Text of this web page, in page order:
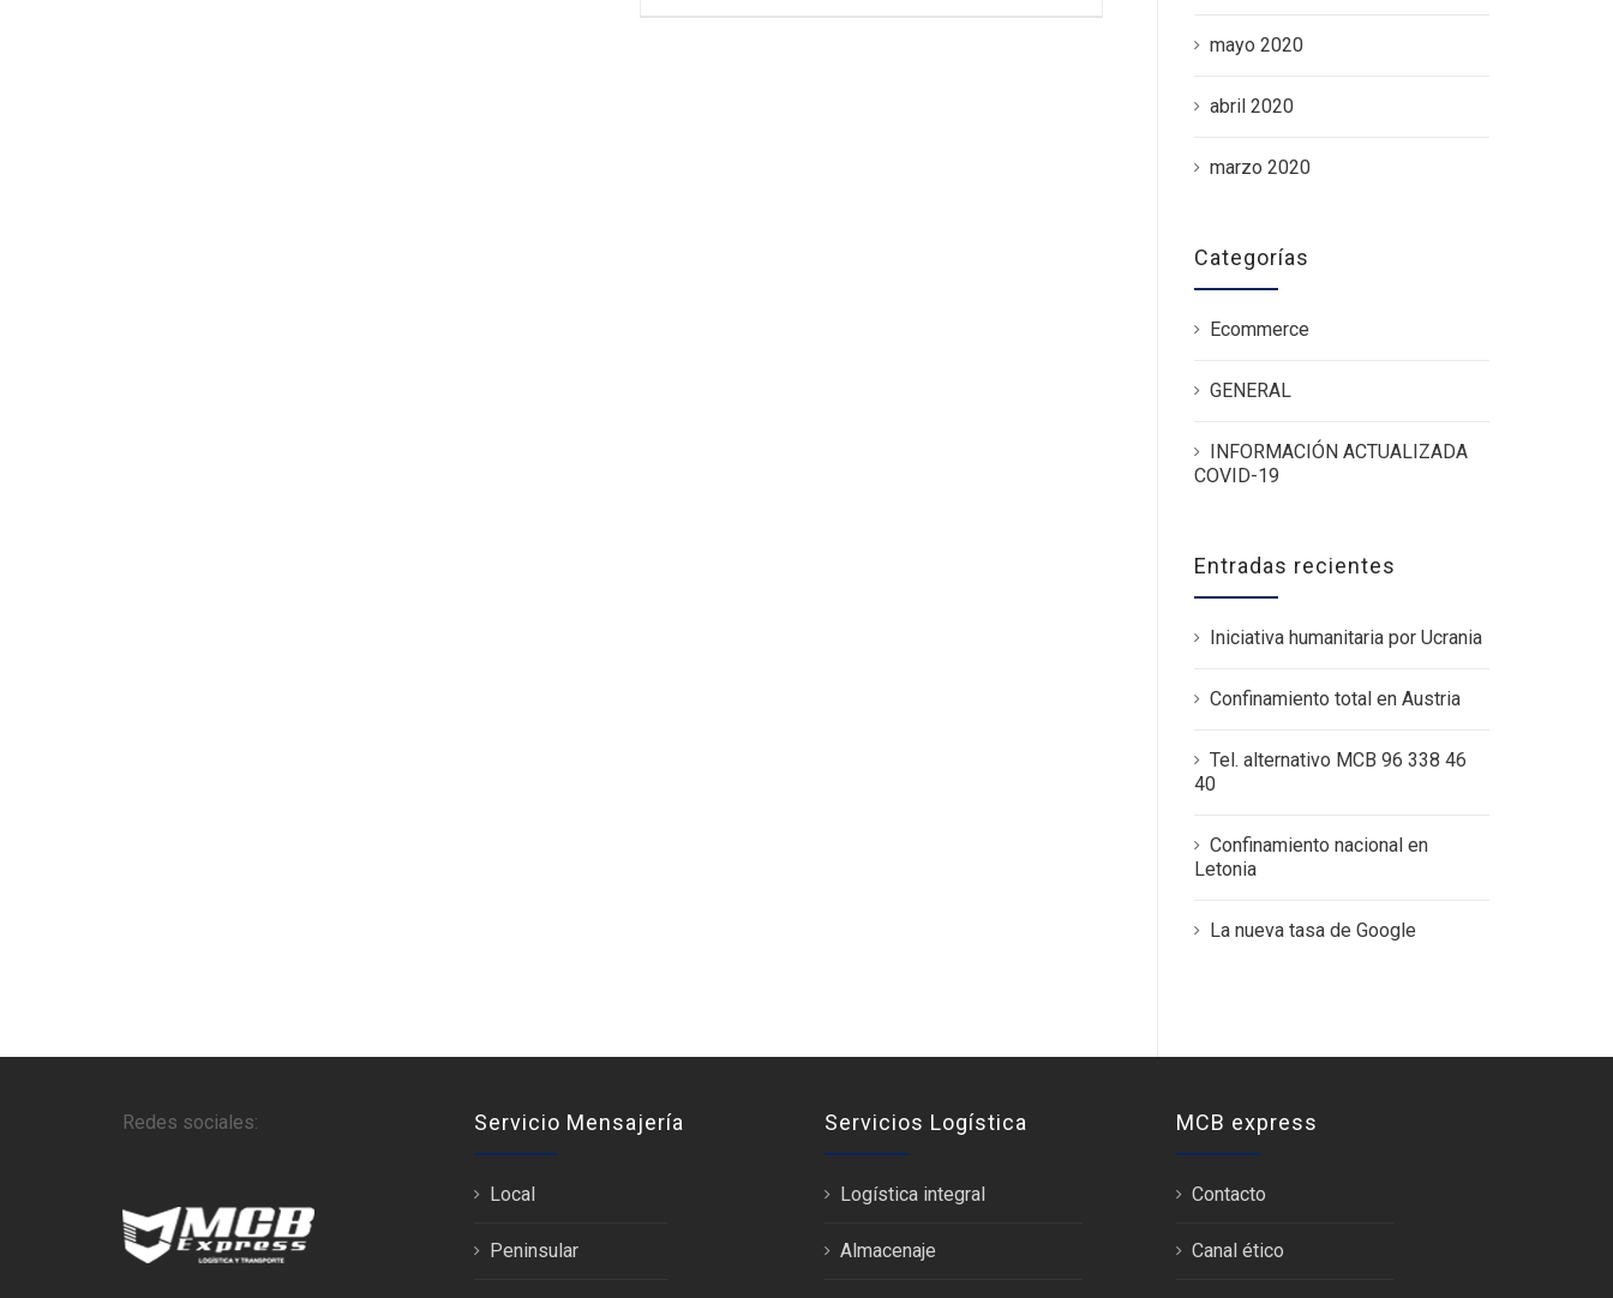
mayo 2020
abril 2020
marzo 2020
Categorías
Ecommerce
GENERAL
INFORMACIÓN ACTUALIZADA
COVID-19
Entradas recientes
Iniciativa humanitaria por Ucrania
Confinamiento total en Austria
Tel. alternativo MCB 96 338 46
40
Confinamiento nacional en
Letonia
La nueva tasa de Google
Redes sociales: Servicio Mensajería
Local
Peninsular
Servicios Logística
Logística integral
Almacenaje
MCB express
Contacto
Canal ético